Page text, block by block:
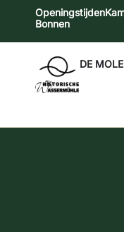
Openingstijden
Bonnen
DE